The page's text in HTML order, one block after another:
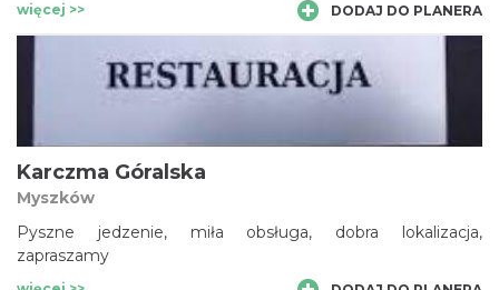
więcej >> DODAJ DO PLANERA
Karczma Góralska
Myszków
Pyszne jedzenie, miła obsługa, dobra lokalizacja,
zapraszamy